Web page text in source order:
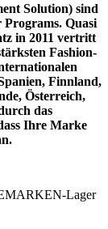
Solution) sind
Quasi
in 2011 vertritt
Fashion-
Finnland,
Österreich,
das
Ihre Marke
Lager